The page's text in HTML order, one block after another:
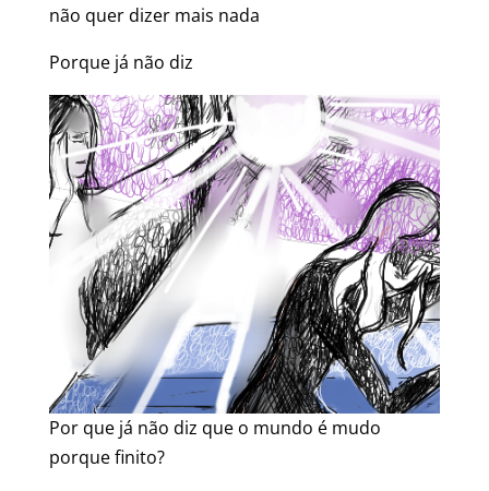
não quer dizer mais nada
Porque já não diz
Por que já não diz que o mundo é mudo
porque finito?